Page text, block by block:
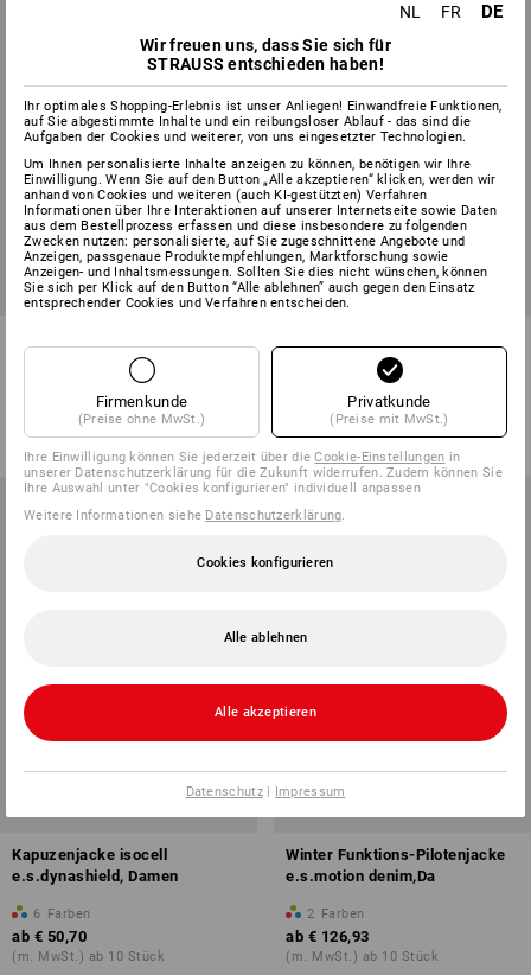
dryplexx® micro
€ 25,29
(m. MwSt.) ab 10 Stück
e.s.vision, Damen
Farben
€ 114,83
(m. MwSt.) ab 10 Stück
Kapuzenjacke isocell
e.s.dynashield, Damen
6 Farben
ab € 50,70
(m. MwSt.) ab 10 Stück
Winter Funktions-Pilotenjacke
e.s.motion denim,Da
2 Farben
ab € 126,93
(m. MwSt.) ab 10 Stück
NL FR DE
Wir freuen uns, dass Sie sich für
STRAUSS entschieden haben!
Ihr optimales Shopping-Erlebnis ist unser Anliegen! Einwandfreie Funktionen,
auf Sie abgestimmte Inhalte und ein reibungsloser Ablauf - das sind die
Aufgaben der Cookies und weiterer, von uns eingesetzter Technologien.
Um Ihnen personalisierte Inhalte anzeigen zu können, benötigen wir Ihre
Einwilligung. Wenn Sie auf den Button „Alle akzeptieren“ klicken, werden wir
anhand von Cookies und weiteren (auch KI-gestützten) Verfahren
Informationen über Ihre Interaktionen auf unserer Internetseite sowie Daten
aus dem Bestellprozess erfassen und diese insbesondere zu folgenden
Zwecken nutzen: personalisierte, auf Sie zugeschnittene Angebote und
Anzeigen, passgenaue Produktempfehlungen, Marktforschung sowie
Anzeigen- und Inhaltsmessungen. Sollten Sie dies nicht wünschen, können
Sie sich per Klick auf den Button “Alle ablehnen” auch gegen den Einsatz
entsprechender Cookies und Verfahren entscheiden.
Firmenkunde
(Preise ohne MwSt.)
Privatkunde
(Preise mit MwSt.)
Ihre Einwilligung können Sie jederzeit über dieCookie-Einstellungen in
unserer Datenschutzerklärung für die Zukunft widerrufen. Zudem können Sie
Ihre Auswahl unter "Cookies konfigurieren" individuell anpassen
Weitere Informationen siehe Datenschutzerklärung.
Cookies konfigurieren
Alle ablehnen
Alle akzeptieren
Datenschutz| Impressum